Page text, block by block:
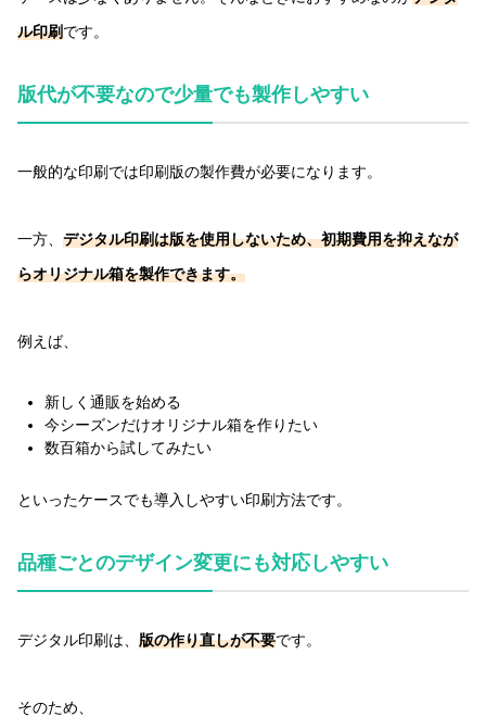
ル印刷です。
版代が不要なので少量でも製作しやすい
一般的な印刷では印刷版の製作費が必要になります。
一方、 デジタル印刷は版を使用しないため、初期費用を抑えなが
らオリジナル箱を製作できます。
例えば、
新しく通販を始める
今シーズンだけオリジナル箱を作りたい
数百箱から試してみたい
といったケースでも導入しやすい印刷方法です。
品種ごとのデザイン変更にも対応しやすい
デジタル印刷は、 版の作り直しが不要です。
そのため、